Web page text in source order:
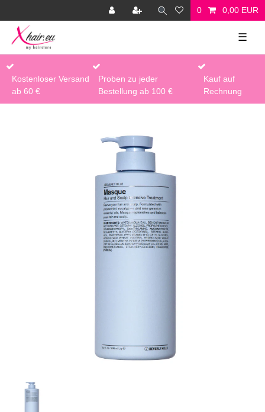
0 0,00 EUR
☰
Kostenloser Versand
ab 60 €
Proben zu jeder
Bestellung ab 100 €
Kauf auf
Rechnung